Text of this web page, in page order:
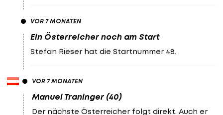
VOR 7 MONATEN
Ein Österreicher noch am Start
Stefan Rieser hat die Startnummer 48.
VOR 7 MONATEN
Manuel Traninger (40)
Der nächste Österreicher folgt direkt. Auch er